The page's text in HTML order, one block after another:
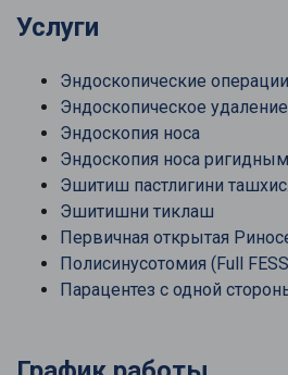
Услуги
Эндоскопические
Эндоскопическое
Эндоскопия носа
Эндоскопия носа
Эшитиш пастлигини
Эшитишни тиклаш
Первичная открытая
Полисинусотомия (Full
Парацентез с одной